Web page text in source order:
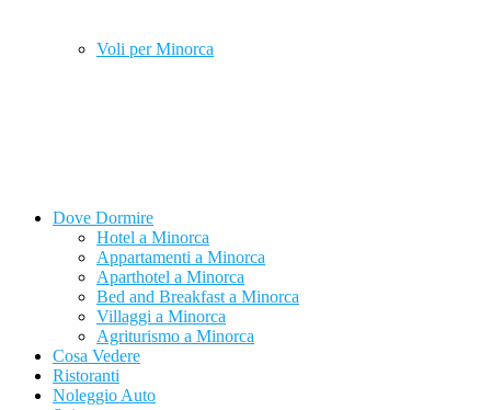
Voli per Minorca
Dove Dormire
Hotel a Minorca
Appartamenti a Minorca
Aparthotel a Minorca
Bed and Breakfast a Minorca
Villaggi a Minorca
Agriturismo a Minorca
Cosa Vedere
Ristoranti
Noleggio Auto